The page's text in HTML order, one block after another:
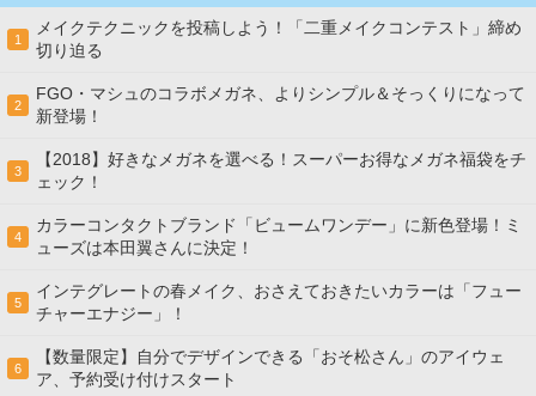
1
メイクテクニックを投稿しよう！「二重メイクコンテスト」締め
切り迫る
2
FGO・マシュのコラボメガネ、よりシンプル＆そっくりになって
新登場！
3
【2018】好きなメガネを選べる！スーパーお得なメガネ福袋をチ
ェック！
4
カラーコンタクトブランド「ビュームワンデー」に新色登場！ミ
ューズは本田翼さんに決定！
5
インテグレートの春メイク、おさえておきたいカラーは「フュー
チャーエナジー」！
6
【数量限定】自分でデザインできる「おそ松さん」のアイウェ
ア、予約受け付けスタート